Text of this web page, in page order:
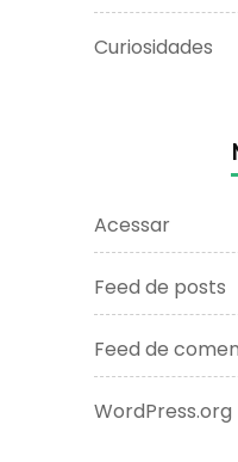
Curiosidades
Acessar
Feed de posts
Feed de
WordPress.org